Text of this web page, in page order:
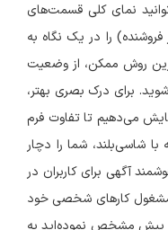
نمای کلی قسمت‌های
فروشنده) را در یک نگاه به
روش ممکن، از وضعیت
برای درک بصری بهتر،
می‌دهیم تا تفاوت فرم
شاسی‌بلند، شما را دچار
آگهی برای کاربران در
مشغول کارهای شخصی خود
پیش مشخص نموده‌اید به